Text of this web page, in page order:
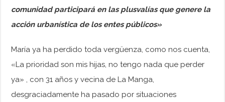
comunidad participará en las plusvalías que genere la
acción urbanística de los entes públicos»
María ya ha perdido toda vergüenza, como nos cuenta,
«La prioridad son mis hijas, no tengo nada que perder
ya» , con 31 años y vecina de La Manga,
desgraciadamente ha pasado por situaciones